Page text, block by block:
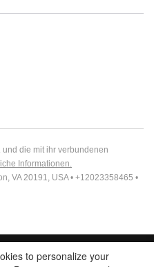
to personalize your
die mit ihr verbundenen
Informationen.
VA 20191, USA • +12023358465 •